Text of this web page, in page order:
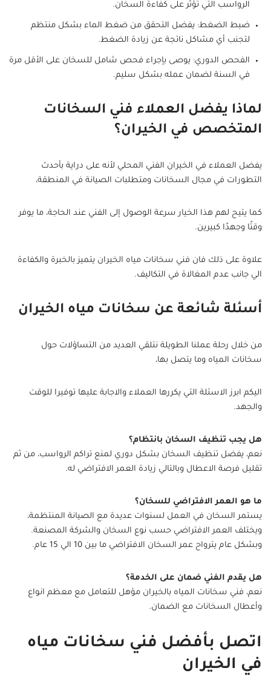
الرواسب التي تؤثر على كفاءة السخان.
ضبط الضغط: يفضل التحقق من ضغط الماء بشكل منتظم
لتجنب أي مشاكل ناتجة عن زيادة الضغط.
الفحص الدوري: يوصى بإجراء فحص شامل للسخان على الأقل مرة
في السنة لضمان عمله بشكل سليم.
لماذا يفضل العملاء فني السخانات
المتخصص في الخيران؟
يفضل العملاء في الخيران الفني المحلي لأنه على دراية بأحدث
التطورات في مجال السخانات ومتطلبات الصيانة في المنطقة،
كما يتيح لهم هذا الخيار سرعة الوصول إلى الفني عند الحاجة، ما يوفر
وقتًا وجهدًا كبيرين.
علاوة على ذلك فان فني سخانات مياه الخيران يتميز بالخبرة والكفاءة
الي جانب عدم المغالاة في التكاليف.
أسئلة شائعة عن سخانات مياه الخيران
من خلال رحلة عملنا الطويلة نتلقي العديد من التساؤلات حول
سخانات المياه وما يتصل بها،
اليكم ابرز الاسئلة التي يكررها العملاء والاجابة عليها توفيرا للوقت
والجهد.
هل يجب تنظيف السخان بانتظام؟
نعم، يفضل تنظيف السخان بشكل دوري لمنع تراكم الرواسب، من ثم
تقليل فرصة الاعطال وبالتالي زيادة العمر الافتراضي له.
ما هو العمر الافتراضي للسخان؟
يستمر السخان في العمل لسنوات عديدة مع الصيانة المنتظمة،
ويختلف العمر الافتراضي حسب نوع السخان والشركة المصنعة.
وبشكل عام يترواح عمر السخان الافتراضي ما بين 10 الي 15 عام.
هل يقدم الفني ضمان على الخدمة؟
نعم، فني سخانات المياه بالخيران مؤهل للتعامل مع معظم انواع
وأعطال السخانات مع الضمان.
اتصل بأفضل فني سخانات مياه
في الخيران